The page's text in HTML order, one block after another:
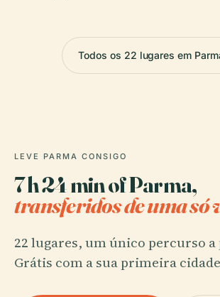
Todos os 22 lugares em
LEVE PARMA CONSIGO
7 h 24 min of Parma,
transferidos de uma só
22 lugares, um único percurso
Grátis com a sua primeira